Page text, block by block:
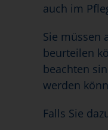
auch im
Sie müssen
beurteilen
beachten
werden
Falls Sie